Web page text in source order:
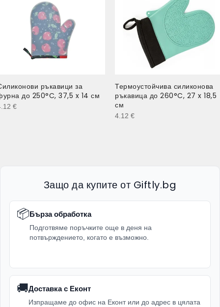
ръкавици за
до 250°C, 37,5 x 14 см
€
Термоустойчива силиконова
ръкавица до 260°C, 27 x 18,5
см
4.12 €
Защо да купите от Giftly.bg
📦Бърза обработка
Подготвяме поръчките още в деня на
потвърждението, когато е възможно.
🚚Доставка с Еконт
Изпращаме до офис на Еконт или до адрес в цялата